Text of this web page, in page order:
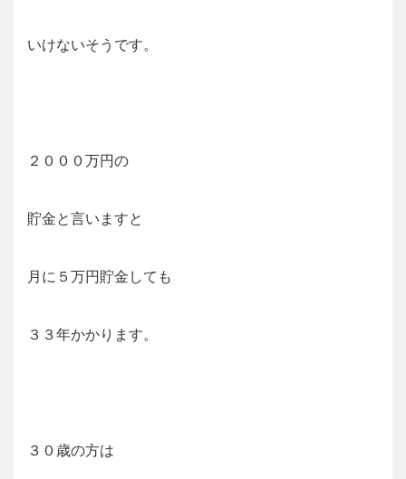
いけないそうです。
２０００万円の
貯金と言いますと
月に５万円貯金しても
３３年かかります。
３０歳の方は